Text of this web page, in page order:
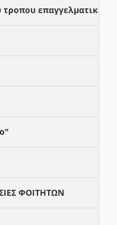
επαγγελματικης
ΦΟΙΤΗΤΩΝ